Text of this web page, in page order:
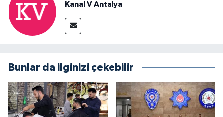
Kanal V Antalya
Bunlar da ilginizi çekebilir